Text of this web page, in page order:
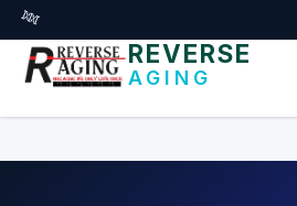
דלג לתוכן הראשי
🧬
REVERSE
AGING